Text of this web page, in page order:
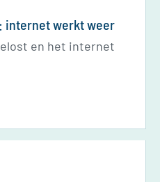
internet werkt weer
en het internet